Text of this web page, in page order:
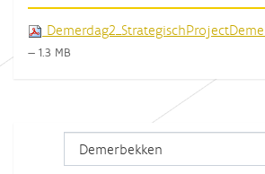
— 1.3 MB